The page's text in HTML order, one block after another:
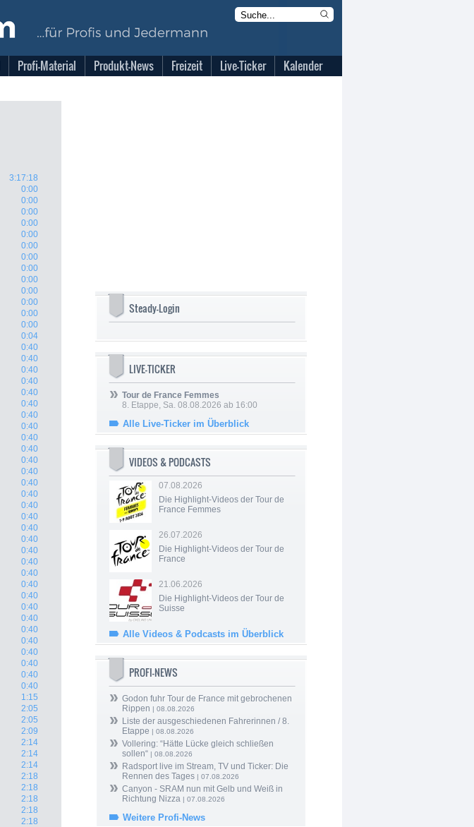
Profi-Material Produkt-News Freizeit Live-Ticker Kalender
3:17:18
0:00
0:00
0:00
0:00
0:00
0:00
0:00
0:00
0:00
0:00
0:00
0:00
0:00
0:04
0:40
0:40
0:40
0:40
0:40
0:40
0:40
0:40
0:40
0:40
0:40
0:40
0:40
0:40
0:40
0:40
0:40
0:40
0:40
0:40
0:40
0:40
0:40
0:40
0:40
0:40
0:40
0:40
0:40
0:40
0:40
1:15
2:05
2:05
2:09
2:14
2:14
2:14
2:18
2:18
2:18
2:18
2:18
Steady-Login
LIVE-TICKER
Tour de France Femmes
8. Etappe, Sa. 08.08.2026 ab 16:00
Alle Live-Ticker im Überblick
VIDEOS & PODCASTS
07.08.2026
Die Highlight-Videos der Tour de
France Femmes
26.07.2026
Die Highlight-Videos der Tour de
France
21.06.2026
Die Highlight-Videos der Tour de
Suisse
Alle Videos & Podcasts im Überblick
PROFI-NEWS
Godon fuhr Tour de France mit gebrochenen
Rippen | 08.08.2026
Liste der ausgeschiedenen Fahrerinnen / 8.
Etappe | 08.08.2026
Vollering: “Hätte Lücke gleich schließen
sollen“ | 08.08.2026
Radsport live im Stream, TV und Ticker: Die
Rennen des Tages | 07.08.2026
Canyon - SRAM nun mit Gelb und Weiß in
Richtung Nizza | 07.08.2026
Weitere Profi-News